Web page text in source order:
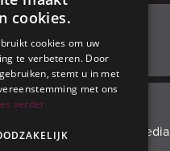
Adresgegevens
Facebook
Volg ons op social media
cookies.
cookies om uw
te verbeteren. Door
stemt u in met
met ons
verder